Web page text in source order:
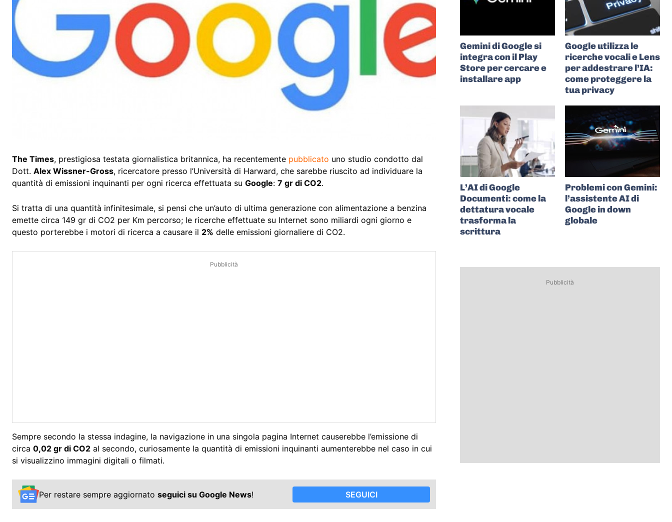
The Times, prestigiosa testata giornalistica britannica, ha recentemente pubblicato uno studio condotto dal
Dott. Alex Wissner-Gross, ricercatore presso l’Università di Harward, che sarebbe riuscito ad individuare la
quantità di emissioni inquinanti per ogni ricerca effettuata su Google: 7 gr di CO2.
Si tratta di una quantità infinitesimale, si pensi che un’auto di ultima generazione con alimentazione a benzina
emette circa 149 gr di CO2 per Km percorso; le ricerche effettuate su Internet sono miliardi ogni giorno e
questo porterebbe i motori di ricerca a causare il 2% delle emissioni giornaliere di CO2.
Pubblicità
Sempre secondo la stessa indagine, la navigazione in una singola pagina Internet causerebbe l’emissione di
circa 0,02 gr di CO2 al secondo, curiosamente la quantità di emissioni inquinanti aumenterebbe nel caso in cui
si visualizzino immagini digitali o filmati.
Per restare sempre aggiornato seguici su Google News! SEGUICI
Gemini di Google si
integra con il Play
Store per cercare e
installare app
Google utilizza le
ricerche vocali e Lens
per addestrare l’IA:
come proteggere la
tua privacy
L’AI di Google
Documenti: come la
dettatura vocale
trasforma la
scrittura
Problemi con Gemini:
l’assistente AI di
Google in down
globale
Pubblicità